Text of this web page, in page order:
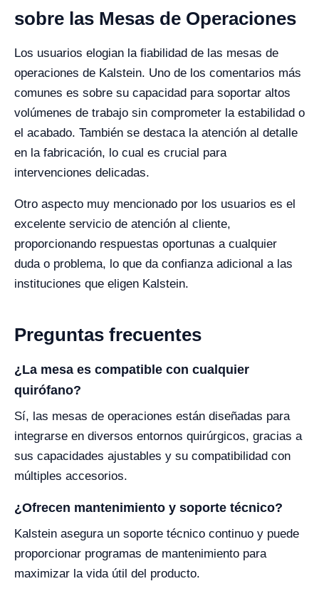
sobre las Mesas de Operaciones
Los usuarios elogian la fiabilidad de las mesas de
operaciones de Kalstein. Uno de los comentarios más
comunes es sobre su capacidad para soportar altos
volúmenes de trabajo sin comprometer la estabilidad o
el acabado. También se destaca la atención al detalle
en la fabricación, lo cual es crucial para
intervenciones delicadas.
Otro aspecto muy mencionado por los usuarios es el
excelente servicio de atención al cliente,
proporcionando respuestas oportunas a cualquier
duda o problema, lo que da confianza adicional a las
instituciones que eligen Kalstein.
Preguntas frecuentes
¿La mesa es compatible con cualquier
quirófano?
Sí, las mesas de operaciones están diseñadas para
integrarse en diversos entornos quirúrgicos, gracias a
sus capacidades ajustables y su compatibilidad con
múltiples accesorios.
¿Ofrecen mantenimiento y soporte técnico?
Kalstein asegura un soporte técnico continuo y puede
proporcionar programas de mantenimiento para
maximizar la vida útil del producto.